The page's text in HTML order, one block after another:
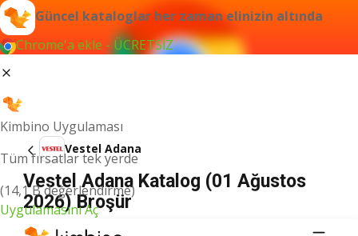
Güncel kataloglar her zaman elinizin altında
Chrome'a ekle - ÜCRETSİZ
Kimbino Uygulaması
Tüm fırsatlar tek yerde
(14,1 B değerlendirme)
Uygulamasını Aç
Vestel Adana
Vestel Adana Katalog (01 Ağustos
2026) Broşür